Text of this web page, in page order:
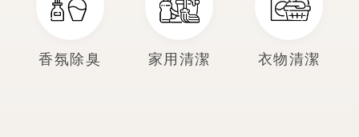
香氛除臭 家用清潔 衣物清潔